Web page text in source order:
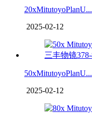
20xMitutoyoPlanU...
2025-02-12
50xMitutoyoPlanU...
2025-02-12